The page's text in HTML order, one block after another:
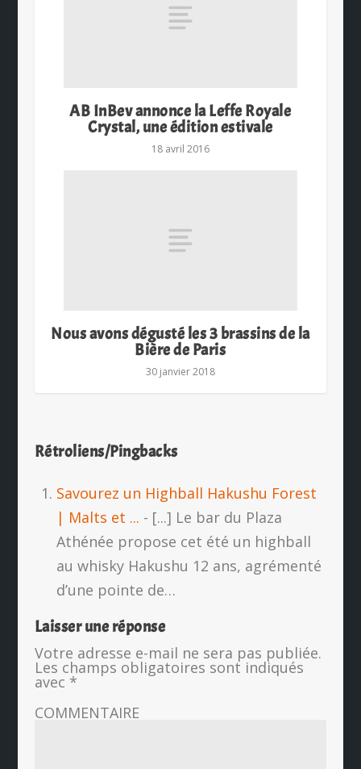
AB InBev annonce la Leffe Royale
Crystal, une édition estivale
18 avril 2016
Nous avons dégusté les 3 brassins de la
Bière de Paris
30 janvier 2018
Rétroliens/Pingbacks
Savourez un Highball Hakushu Forest
| Malts et ... - [...] Le bar du Plaza
Athénée propose cet été un highball
au whisky Hakushu 12 ans, agrémenté
d’une pointe de…
Laisser une réponse
Votre adresse e-mail ne sera pas publiée.
Les champs obligatoires sont indiqués
avec *
COMMENTAIRE